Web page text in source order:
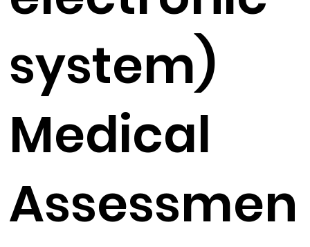
system)
Medical
Assessmen